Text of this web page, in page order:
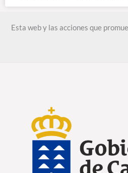
Esta web y las acciones que